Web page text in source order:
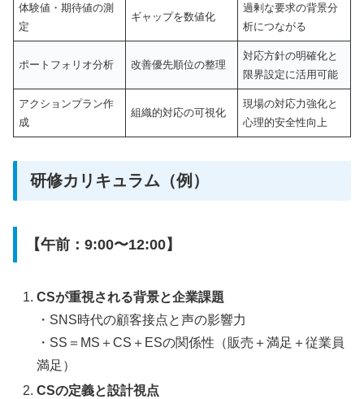
体験値・期待値の測
定
ギャップを数値化
過剰な要求の背景分
析につながる
ポートフォリオ分析 改善優先順位の整理
対応方針の明確化と
限界設定に活用可能
アクションプラン作
成
組織的対応の可視化
現場の対応力強化と
心理的安全性向上
研修カリキュラム（例）
【午前：9:00〜12:00】
CSが重視される背景と企業課題
・SNS時代の顧客接点と声の影響力
・SS＝MS＋CS＋ESの関係性（販売＋満足＋従業員
満足）
CSの定義と設計視点